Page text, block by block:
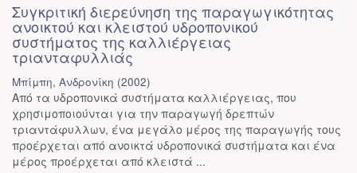
Συγκριτική διερεύνηση της παραγωγικότητας
ανοικτού και κλειστού υδροπονικού
συστήματος της καλλιέργειας
τριανταφυλλιάς
Μπίμπη, Ανδρονίκη (2002)
Από τα υδροπονικά συστήματα καλλιέργειας, που
χρησιμοποιούνται για την παραγωγή δρεπτών
τριαντάφυλλων, ένα μεγάλο μέρος της παραγωγής τους
προέρχεται από ανοικτά υδροπονικά συστήματα και ένα
μέρος προέρχεται από κλειστά ...